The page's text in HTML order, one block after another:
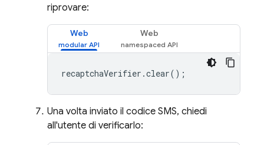
riprovare:
Web Web
recaptchaVerifier .clear();
Una volta inviato il codice SMS, chiedi
all'utente di verificarlo: